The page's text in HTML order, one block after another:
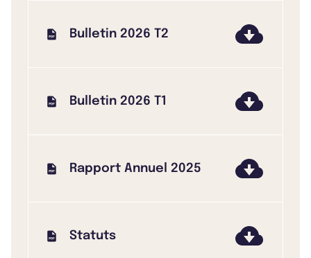
Bulletin 2026 T2
Bulletin 2026 T1
Rapport Annuel 2025
Statuts